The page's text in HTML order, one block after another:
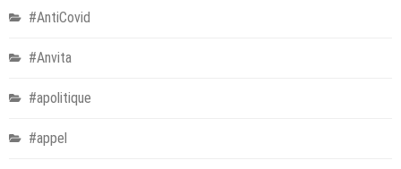
#AntiCovid
#Anvita
#apolitique
#appel